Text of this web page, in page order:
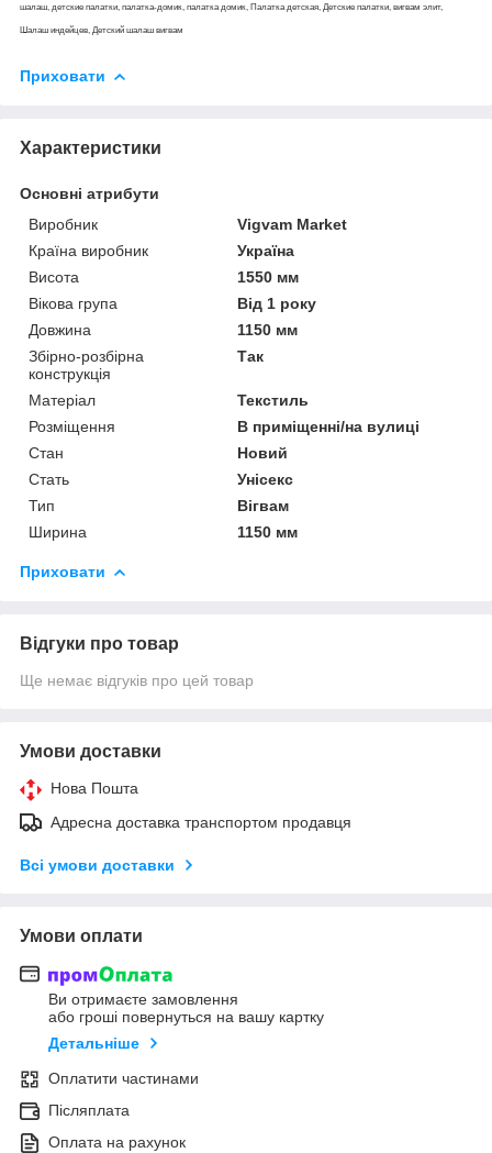
шалаш, детские палатки, палатка-домик, палатка домик, Палатка детская, Детские палатки, вигвам элит,
Шалаш индейцев, Детский шалаш вигвам
Приховати
Характеристики
Основні атрибути
Виробник
Vigvam Market
Країна виробник
Україна
Висота
1550 мм
Вікова група
Від 1 року
Довжина
1150 мм
Збірно-розбірна
конструкція
Так
Матеріал
Текстиль
Розміщення
В приміщенні/на вулиці
Стан
Новий
Стать
Унісекс
Тип
Вігвам
Ширина
1150 мм
Приховати
Відгуки про товар
Ще немає відгуків про цей товар
Умови доставки
Нова Пошта
Адресна доставка транспортом продавця
Всі умови доставки
Умови оплати
Ви отримаєте замовлення
або гроші повернуться на вашу картку
Детальніше
Оплатити частинами
Післяплата
Оплата на рахунок